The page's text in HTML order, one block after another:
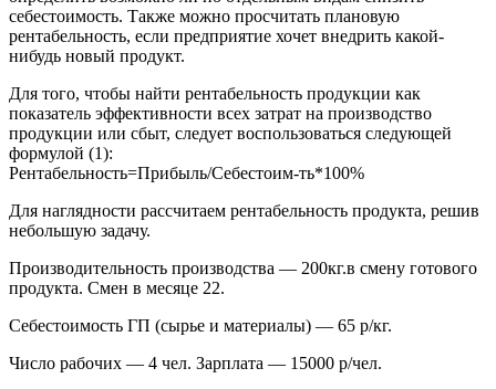
себестоимость. Также можно просчитать плановую
рентабельность, если предприятие хочет внедрить какой-
нибудь новый продукт.
Для того, чтобы найти рентабельность продукции как
показатель эффективности всех затрат на производство
продукции или сбыт, следует воспользоваться следующей
формулой (1):
Рентабельность=Прибыль/Себестоим-ть*100%
Для наглядности рассчитаем рентабельность продукта, решив
небольшую задачу.
Производительность производства — 200кг.в смену готового
продукта. Смен в месяце 22.
Себестоимость ГП (сырье и материалы) — 65 р/кг.
Число рабочих — 4 чел. Зарплата — 15000 р/чел.